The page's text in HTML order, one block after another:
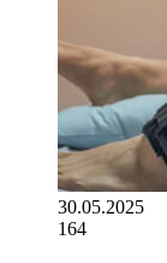
30.05.2025
164